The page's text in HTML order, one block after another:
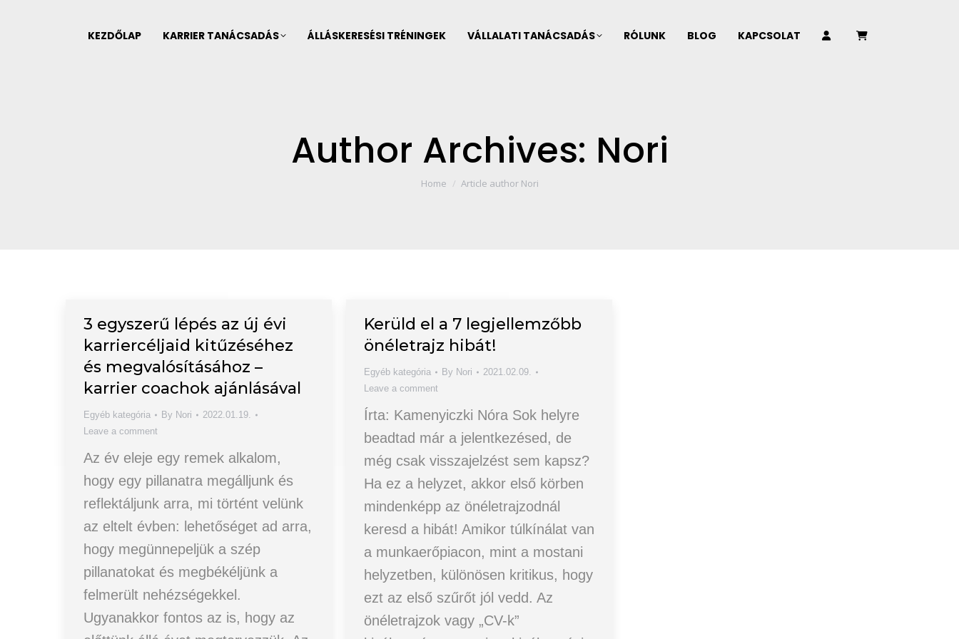
KEZDŐLAP KARRIER TANÁCSADÁS ÁLLÁSKERESÉSI TRÉNINGEK VÁLLALATI TANÁCSADÁS RÓLUNK BLOG KAPCSOLAT
Author Archives: Nori
You are here:
Home Article author Nori
3 egyszerű lépés az új évi
karriercéljaid kitűzéséhez
és megvalósításához –
karrier coachok ajánlásával
Egyéb kategória By Nori
2022.01.19.
Leave a comment
Az év eleje egy remek alkalom,
hogy egy pillanatra megálljunk és
reflektáljunk arra, mi történt velünk
az eltelt évben: lehetőséget ad arra,
hogy megünnepeljük a szép
pillanatokat és megbékéljünk a
felmerült nehézségekkel.
Ugyanakkor fontos az is, hogy az
Kerüld el a 7 legjellemzőbb
önéletrajz hibát!
Egyéb kategória By Nori
2021.02.09.
Leave a comment
Írta: Kamenyiczki Nóra Sok helyre
beadtad már a jelentkezésed, de
még csak visszajelzést sem kapsz?
Ha ez a helyzet, akkor első körben
mindenképp az önéletrajzodnál
keresd a hibát! Amikor túlkínálat van
a munkaerőpiacon, mint a mostani
helyzetben, különösen kritikus, hogy
ezt az első szűrőt jól vedd. Az
önéletrajzok vagy „CV-k”